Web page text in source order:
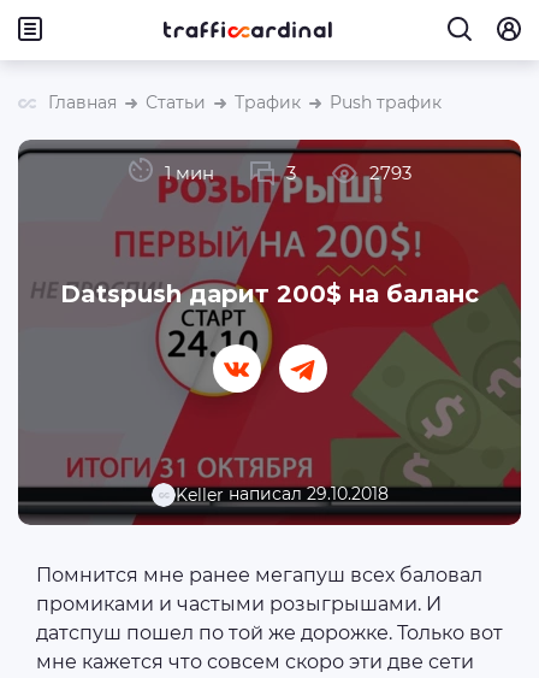
Главная Статьи Трафик Push трафик
Kellerнаписал 29.10.2018
Datspush дарит 200$ на баланс
1 мин 3 2793
Помнится мне ранее мегапуш всех баловал
промиками и частыми розыгрышами. И
датспуш пошел по той же дорожке. Только вот
мне кажется что совсем скоро эти две сети